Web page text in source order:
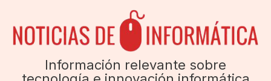
Información relevante sobre